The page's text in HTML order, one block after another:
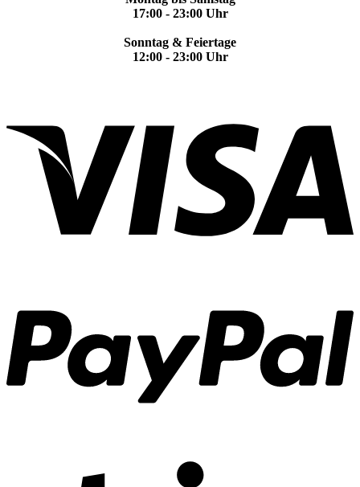
17:00 - 23:00 Uhr
Sonntag & Feiertage
12:00 - 23:00 Uhr